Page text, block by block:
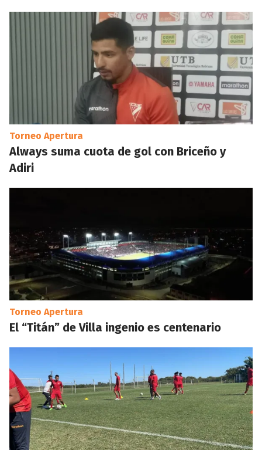
Torneo Apertura
Always suma cuota de gol con Briceño y
Adiri
Torneo Apertura
El “Titán” de Villa ingenio es centenario